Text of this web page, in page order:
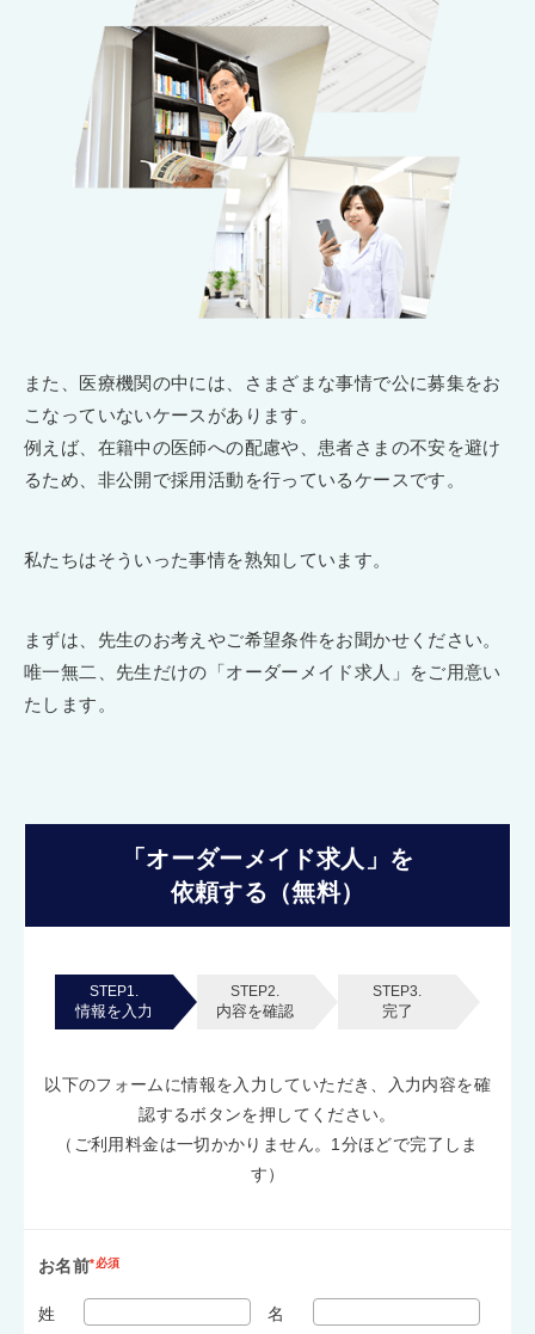
また、医療機関の中には、さまざまな事情で公に募集をお
こなっていないケースがあります。
例えば、在籍中の医師への配慮や、患者さまの不安を避け
るため、非公開で採用活動を行っているケースです。
私たちはそういった事情を熟知しています。
まずは、先生のお考えやご希望条件をお聞かせください。
唯一無二、先生だけの「オーダーメイド求人」をご用意い
たします。
「オーダーメイド求人」を
依頼する（無料）
STEP1.
情報を入力
STEP2.
内容を確認
STEP3.
完了
以下のフォームに情報を入力していただき、入力内容を確
認するボタンを押してください。
（ご利用料金は一切かかりません。1分ほどで完了しま
す）
お名前*必須
姓
名